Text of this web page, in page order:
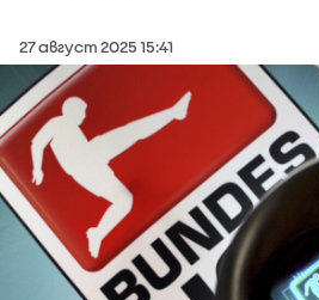
27 август 2025 15:41